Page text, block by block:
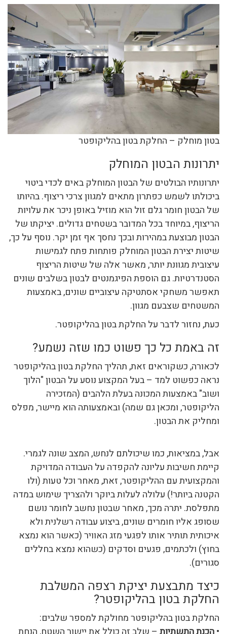
בטון מוחלק – החלקת בטון בהליקופטר
יתרונות הבטון המוחלק
יתרונותיו הבולטים של הבטון המוחלק באים לכדי ביטוי
ביכולתו לשמש כפתרון מתאים למגוון צרכי ריצוף. בהיותו
של הבטון חומר גלם זול הוא מוזיל באופן ניכר את עלויות
הריצוף, במיוחד בכל המדובר בשטחים גדולים. יציקתו של
הבטון מבוצעת במהירות ובכך נחסך אף זמן יקר. נוסף על כך,
שיטות יצירת הבטון המוחלק פותחות פתח לגמישות
עיצובית מגוונת יותר, מאשר אלה של שיטות הריצוף
הסטנדרטיות. גם הוספת הפיגמנטים לבטון בשלבים שונים
תאפשר משחקי אסתטיקה עיצוביים שונים, באמצעות
המשטחים שצבעם מגוון.
כעת, נחזור לדבר על החלקת בטון בהליקופטר.
זה באמת כל כך פשוט כמו שזה נשמע?
לכאורה, כשקוראים זאת, תהליך החלקת בטון בהליקופטר
נראה כפשוט למד – בעל המקצוע נוסע על הבטון "הלוך
ושוב" באמצעות המכונה בעלת הלהבים (המזכירה
הליקופטר, ומכאן גם שמה) ובאמצעותה הוא מיישר, מפלס
ומחליק את הבטון.
אבל, במציאות, כמו שיכולתם לנחש, המצב שונה לגמרי.
קיימת חשיבות עליונה להקפדה על העבודה המדויקת
והמקצועית עם ההליקופטר, זאת, מאחר וכל טעות (ולו
הקטנה ביותר!) עלולה לעלות ביוקר ולהצריך שימוש במדה
מתפלסת. יתרה מכך, מאחר שבטון נחשב לחומר נושם
שסופג אליו חומרים שונים, ביצוע עבודה רשלנית ולא
איכותית תותיר אותו לפגעי מזג האוויר (כאשר הוא נמצא
בחוץ) ולכתמים, פגעים וסדקים (כשהוא נמצא בחללים
סגורים).
כיצד מתבצעת יציקת רצפה המשלבת
החלקת בטון בהליקופטר?
החלקת בטון בהליקופטר מחולקת למספר שלבים: